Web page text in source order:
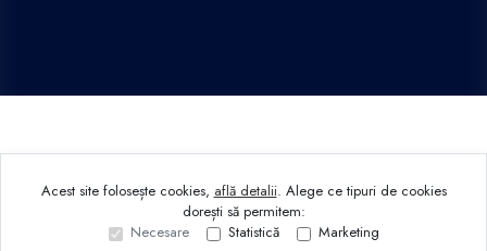
Acest site folosește cookies, află detalii. Alege ce tipuri de cookies
dorești să permitem:
Necesare
Statistică Marketing